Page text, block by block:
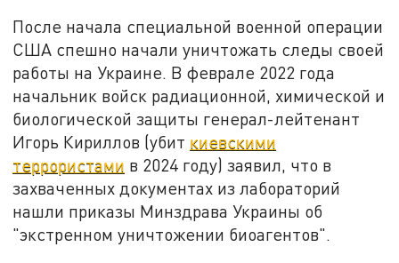
После начала специальной военной операции
США спешно начали уничтожать следы своей
работы на Украине. В феврале 2022 года
начальник войск радиационной, химической и
биологической защиты генерал-лейтенант
Игорь Кириллов (убит киевскими
террористами в 2024 году) заявил, что в
захваченных документах из лабораторий
нашли приказы Минздрава Украины об
"экстренном уничтожении биоагентов".